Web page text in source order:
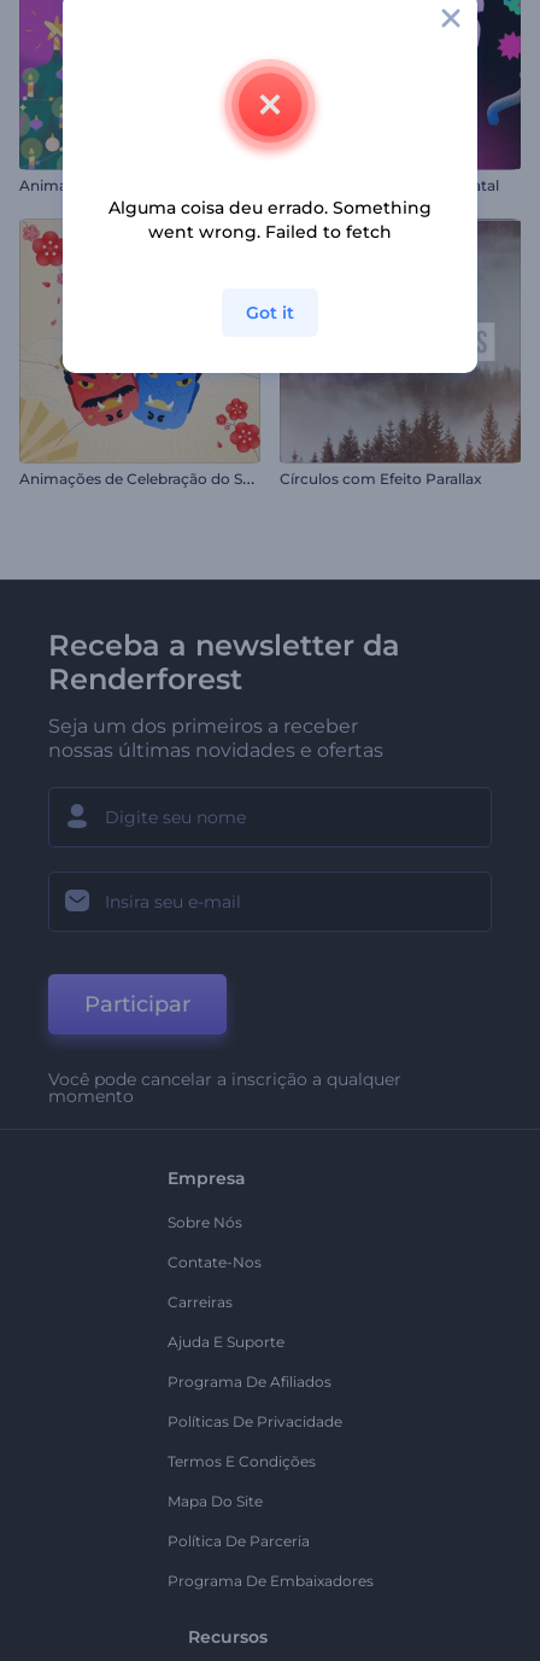
Animações de Véspera de Natal Abertura Vibrante para o Natal
A
nimações de Celebração do Setsubun Círculos com Efeito Parallax
Receba a newsletter da
Renderforest
Seja um dos primeiros a receber
nossas últimas novidades e ofertas
Participar
Você pode cancelar a inscrição a qualquer
momento
Empresa
Sobre Nós
Contate-Nos
Carreiras
Ajuda E Suporte
Programa De Afiliados
Políticas De Privacidade
Termos E Condições
Mapa Do Site
Política De Parceria
Programa De Embaixadores
Recursos
Alguma coisa deu errado. Something
went wrong. Failed to fetch
Got it